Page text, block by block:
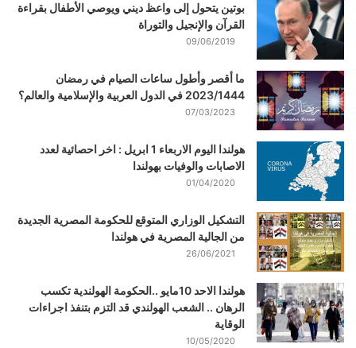
بوتين يتحول إلى واعظ ديني ويوصي الأطفال بقراءة
القرآن والإنجيل والتوراة
09/06/2019
ما أقصر وأطول ساعات الصيام في رمضان
2023/1444 في الدول العربية والإسلامية والعالم؟
07/03/2023
هولندا اليوم الاربعاء 1 ابريل : اخر احصائية لعدد
الاصابات والوفيات بهولندا
01/04/2020
التشكيل الوزاري المتوقع للحكومة المصرية الجديدة
من الجالية المصرية في هولندا
26/06/2021
هولندا الاحد 10مايو ..الحكومة الهولندية تكسب
الرهان .. الشعب الهولندي قد التزم بتنفذ اجراءات
الوقاية
10/05/2020